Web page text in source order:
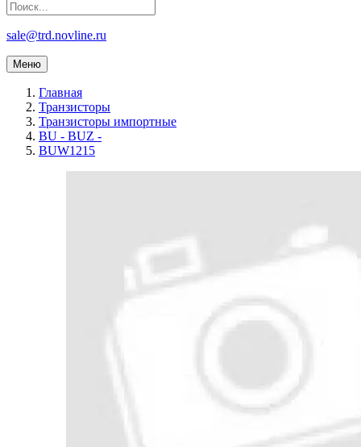
sale@trd.novline.ru
Меню
Главная
Транзисторы
Транзисторы импортные
BU - BUZ -
BUW1215